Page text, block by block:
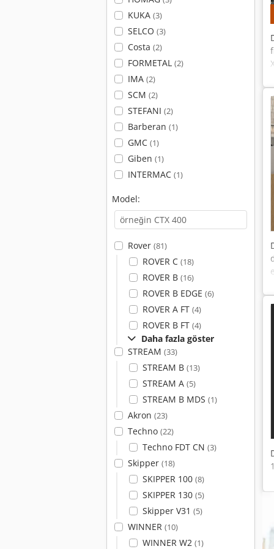
KUKA (3)
SELCO (3)
Costa (2)
FORMETAL (2)
IMA (2)
SCM (2)
STEFANI (2)
Barberan (1)
GMC (1)
Giben (1)
INTERMAC (1)
Model:
Rover (81)
ROVER C (18)
ROVER B (16)
ROVER B EDGE (6)
ROVER A FT (4)
ROVER B FT (4)
Daha fazla göster
STREAM (33)
STREAM B (13)
STREAM A (5)
STREAM B MDS (1)
Akron (23)
Techno (22)
Techno FDT CN (3)
Skipper (18)
SKIPPER 100 (8)
SKIPPER 130 (5)
Skipper V31 (5)
WINNER (10)
WINNER W2 (1)